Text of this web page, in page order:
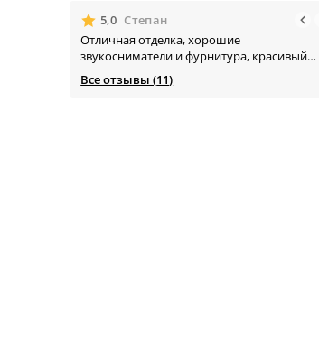
🟊 5,0 Степан
Отличная отделка, хорошие
звукосниматели и фурнитура, красивый
инструмент, на который приятно смотреть
Все отзывы (11)